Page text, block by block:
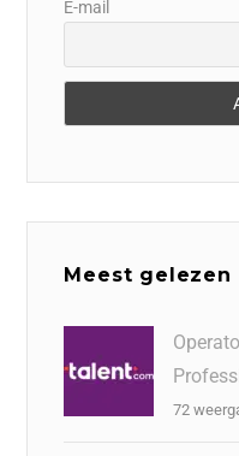
E-mail
Meest gelezen
72